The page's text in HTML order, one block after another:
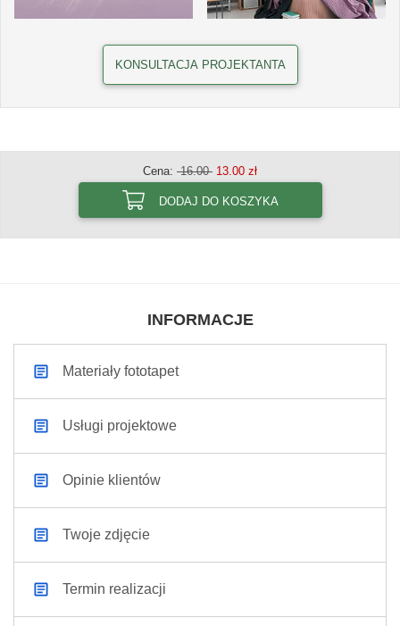
KONSULTACJA PROJEKTANTA
Cena: 16.00 13.00 zł
DODAJ DO KOSZYKA
INFORMACJE
Materiały fototapet
Usługi projektowe
Opinie klientów
Twoje zdjęcie
Termin realizacji